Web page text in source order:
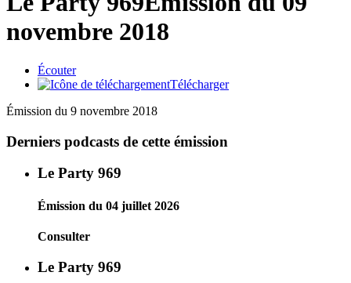
novembre 2018
Écouter
Télécharger
Émission du 9 novembre 2018
Derniers podcasts de cette émission
Le Party 969
Émission du 04 juillet 2026
Consulter
Le Party 969